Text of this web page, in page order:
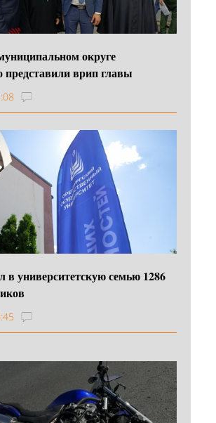
округе
представили врип главы
университетскую семью 1286